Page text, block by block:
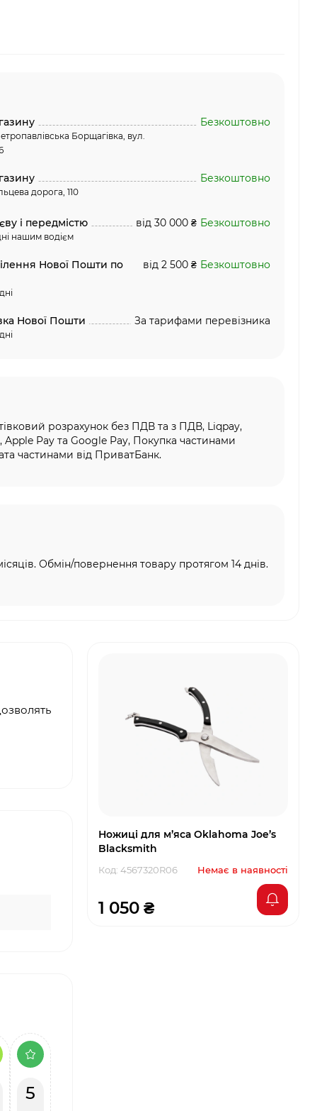
Борщагівка, вул.
Безкоштовно
дорога, 110
Безкоштовно
і передмістю
нашим водієм
від 30 000 ₴ Безкоштовно
Нової Пошти по від 2 500 ₴ Безкоштовно
Нової Пошти За тарифами перевізника
розрахунок без ПДВ та з ПДВ, Liqpay,
Apple Pay та Google Pay, Покупка частинами
частинами від ПриватБанк.
Обмін/повернення товару протягом 14 днів.
5
Ножиці для м’яса Oklahoma Joe’s
Blacksmith
Код: 4567320R06 Немає в наявності
1 050 ₴